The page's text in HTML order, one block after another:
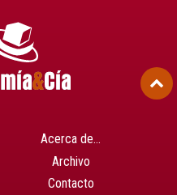
Acerca de…
Archivo
Contacto